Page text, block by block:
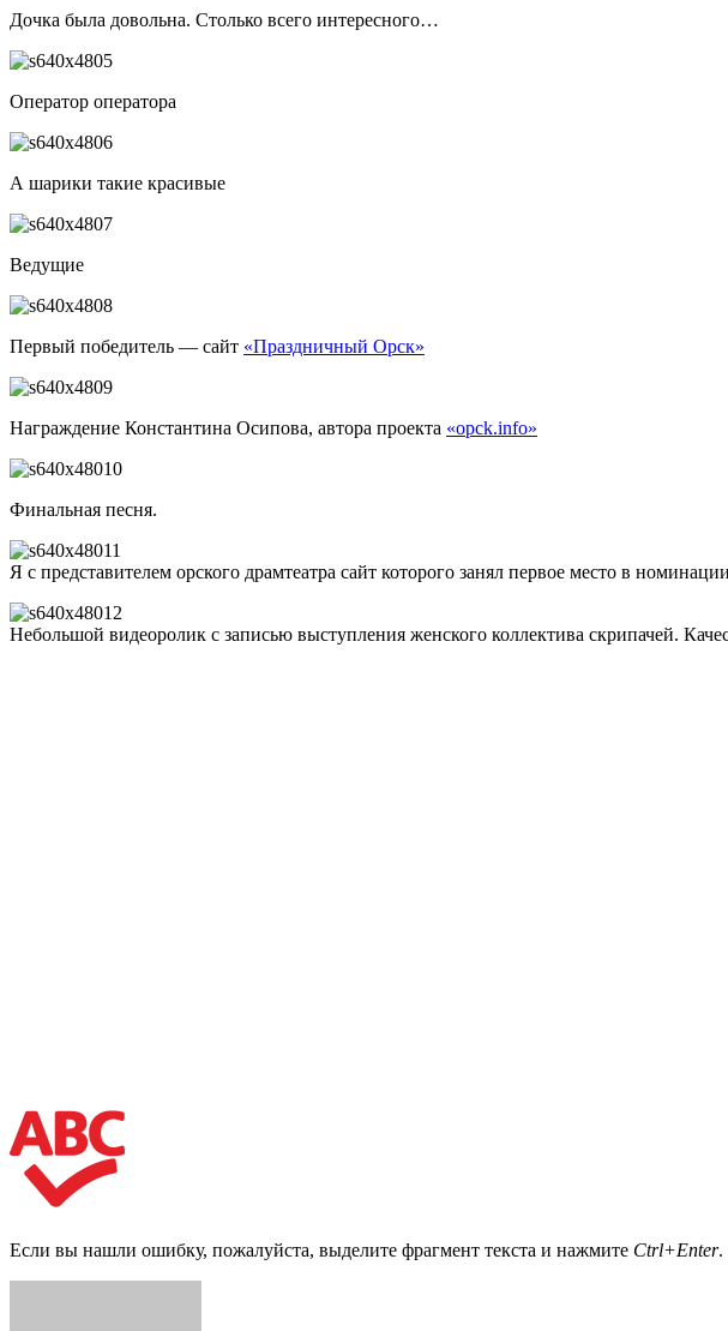
Дочка была довольна. Столько всего интересного…
Оператор оператора
А шарики такие красивые
Ведущие
Первый победитель — сайт «Праздничный Орск»
Награждение Константина Осипова, автора проекта «opck.info»
Финальная песня.
Я с представителем орского драмтеатра сайт которого занял первое место в
Небольшой видеоролик с записью выступления женского коллектива скрипачей.
Если вы нашли ошибку, пожалуйста, выделите фрагмент текста и нажмите Ctrl+Enter.